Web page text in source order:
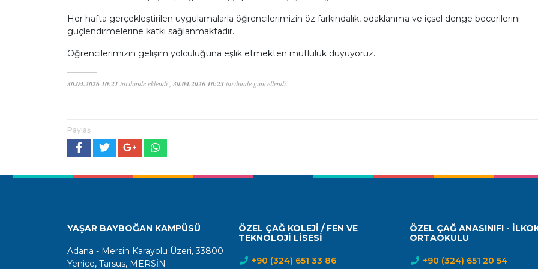
Her hafta gerçekleştirilen uygulamalarla öğrencilerimizin öz farkındalık, odaklanma ve içsel denge becerilerini
güçlendirmelerine katkı sağlanmaktadır.
Öğrencilerimizin gelişim yolculuğuna eşlik etmekten mutluluk duyuyoruz.
30.04.2026 10:21 tarihinde eklendi , 30.04.2026 10:23tarihinde güncellendi.
Paylaş
YAŞAR BAYBOĞAN KAMPÜSÜ
Adana - Mersin Karayolu Üzeri, 33800
Yenice, Tarsus, MERSİN
ÖZEL ÇAĞ KOLEJİ / FEN VE
TEKNOLOJİ LİSESİ
+90 (324) 651 33 86
ÖZEL ÇAĞ ANASINIFI -
ORTAOKULU
+90 (324) 651 20 54